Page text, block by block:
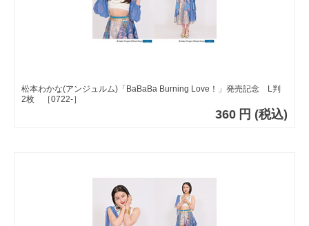
松本わかな(アンジュルム)「BaBaBa Burning Love！」発売記念 L判
2枚 ［0722-］
360 円 (税込)